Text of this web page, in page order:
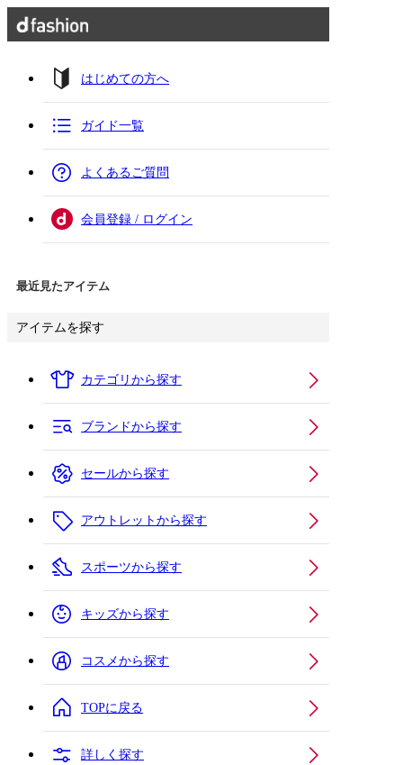
はじめての方へ
ガイド一覧
よくあるご質問
会員登録 / ログイン
最近見たアイテム
アイテムを探す
カテゴリから探す
ブランドから探す
セールから探す
アウトレットから探す
スポーツから探す
キッズから探す
コスメから探す
TOPに戻る
詳しく探す